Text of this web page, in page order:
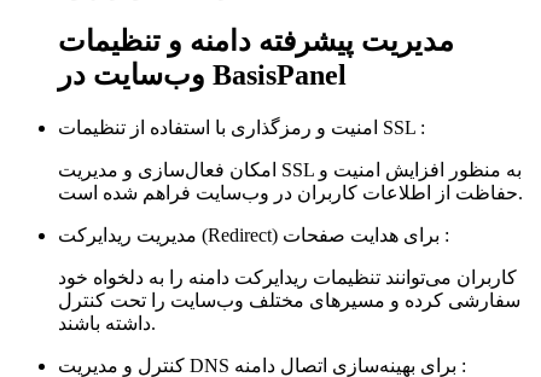
مدیریت پیشرفته دامنه و تنظیمات
وب‌سایت در BasisPanel
امنیت و رمزگذاری با استفاده از تنظیمات SSL :
امکان فعال‌سازی و مدیریت SSL به منظور افزایش امنیت و
حفاظت از اطلاعات کاربران در وب‌سایت فراهم شده است.
مدیریت ریدایرکت (Redirect) برای هدایت صفحات :
کاربران می‌توانند تنظیمات ریدایرکت دامنه را به دلخواه خود
سفارشی کرده و مسیرهای مختلف وب‌سایت را تحت کنترل
داشته باشند.
کنترل و مدیریت DNS برای بهینه‌سازی اتصال دامنه :